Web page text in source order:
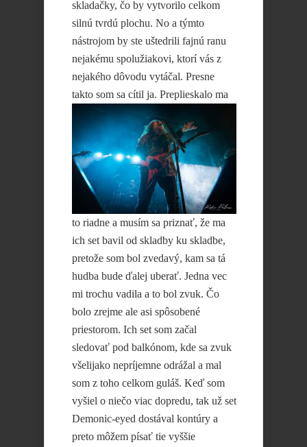
skladačky, čo by vytvorilo celkom
silnú tvrdú plochu. No a týmto
nástrojom by ste uštedrili fajnú ranu
nejakému spolužiakovi, ktorí vás z
nejakého dôvodu vytáčal. Presne
takto som sa cítil ja. Preplieskalo ma
to riadne a musím sa priznať, že ma
ich set bavil od skladby ku skladbe,
pretože som bol zvedavý, kam sa tá
hudba bude ďalej uberať. Jedna vec
mi trochu vadila a to bol zvuk. Čo
bolo zrejme ale asi spôsobené
priestorom. Ich set som začal
sledovať pod balkónom, kde sa zvuk
všelijako nepríjemne odrážal a mal
som z toho celkom guláš. Keď som
vyšiel o niečo viac dopredu, tak už set
Demonic-eyed dostával kontúry a
preto môžem písať tie vyššie